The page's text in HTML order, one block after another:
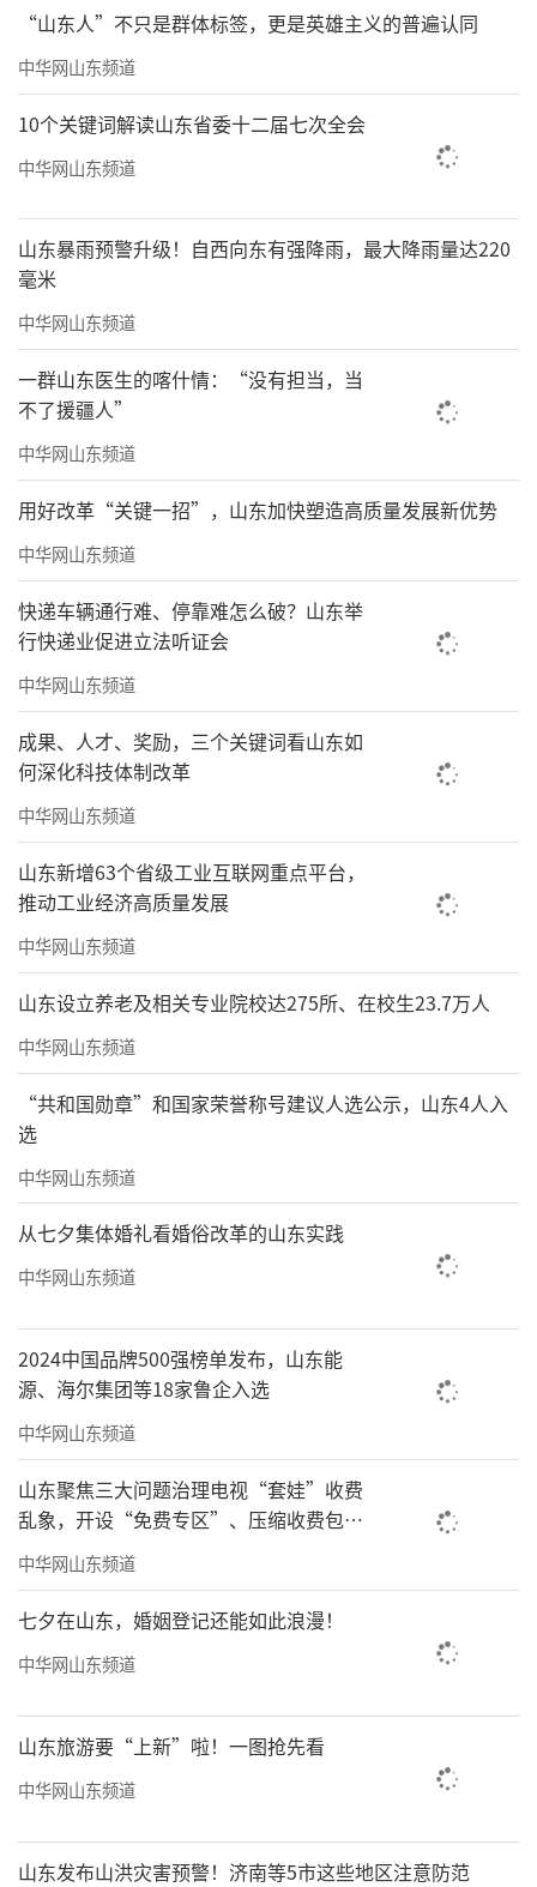
“山东人”不只是群体标签，更是英雄主义的普遍认同
中华网山东频道
10个关键词解读山东省委十二届七次全会
中华网山东频道
山东暴雨预警升级！自西向东有强降雨，最大降雨量达220
毫米
中华网山东频道
一群山东医生的喀什情：“没有担当，当
不了援疆人”
中华网山东频道
用好改革“关键一招”，山东加快塑造高质量发展新优势
中华网山东频道
快递车辆通行难、停靠难怎么破？山东举
行快递业促进立法听证会
中华网山东频道
成果、人才、奖励，三个关键词看山东如
何深化科技体制改革
中华网山东频道
山东新增63个省级工业互联网重点平台，
推动工业经济高质量发展
中华网山东频道
山东设立养老及相关专业院校达275所、在校生23.7万人
中华网山东频道
“共和国勋章”和国家荣誉称号建议人选公示，山东4人入
选
中华网山东频道
从七夕集体婚礼看婚俗改革的山东实践
中华网山东频道
2024中国品牌500强榜单发布，山东能
源、海尔集团等18家鲁企入选
中华网山东频道
山东聚焦三大问题治理电视“套娃”收费
乱象，开设“免费专区”、压缩收费包比
例70%以上
中华网山东频道
七夕在山东，婚姻登记还能如此浪漫！
中华网山东频道
山东旅游要“上新”啦！一图抢先看
中华网山东频道
山东发布山洪灾害预警！济南等5市这些地区注意防范